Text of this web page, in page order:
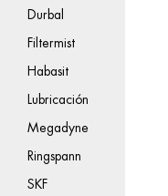
Durbal
Filtermist
Habasit
Lubricación
Megadyne
Ringspann
SKF